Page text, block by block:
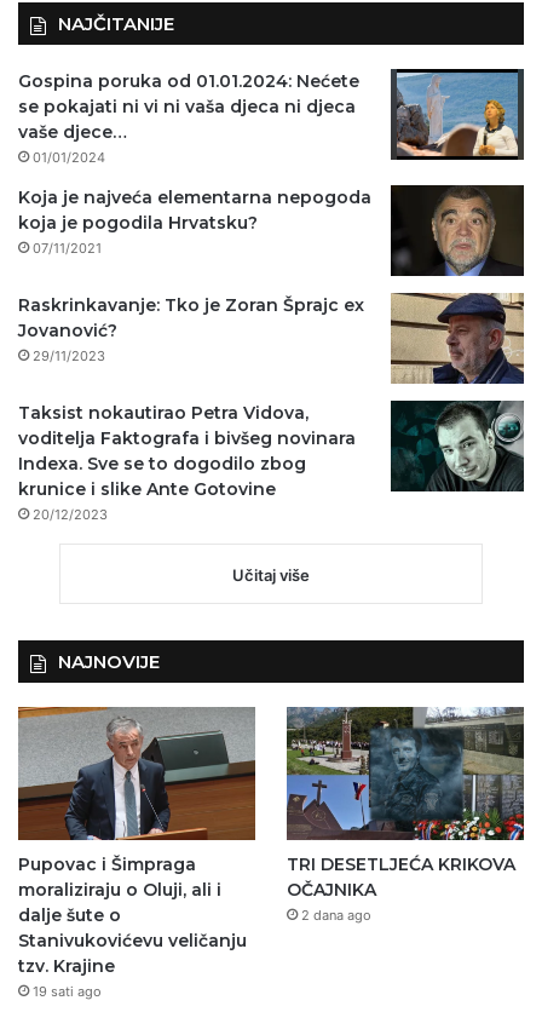
NAJČITANIJE
Gospina poruka od 01.01.2024: Nećete
se pokajati ni vi ni vaša djeca ni djeca
vaše djece…
01/01/2024
Koja je najveća elementarna nepogoda
koja je pogodila Hrvatsku?
07/11/2021
Raskrinkavanje: Tko je Zoran Šprajc ex
Jovanović?
29/11/2023
Taksist nokautirao Petra Vidova,
voditelja Faktografa i bivšeg novinara
Indexa. Sve se to dogodilo zbog
krunice i slike Ante Gotovine
20/12/2023
Učitaj više
NAJNOVIJE
Pupovac i Šimpraga
moraliziraju o Oluji, ali i
dalje šute o
Stanivukovićevu veličanju
tzv. Krajine
19 sati ago
TRI DESETLJEĆA KRIKOVA
OČAJNIKA
2 dana ago